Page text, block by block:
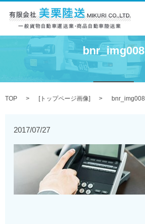
bnr_img008
TOP [トップページ画像] bnr_img008
2017/07/27